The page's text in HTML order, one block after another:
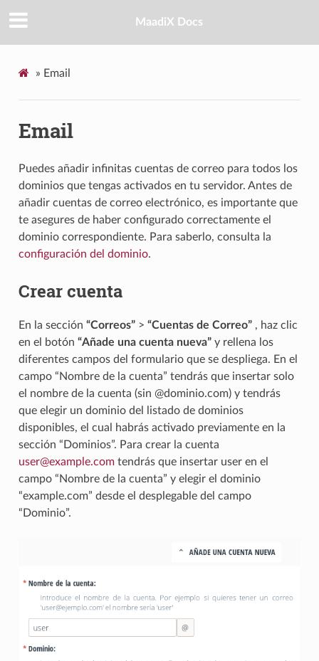
MaadiX Docs
» Email
Email
Puedes añadir infinitas cuentas de correo para todos los
dominios que tengas activados en tu servidor. Antes de
añadir cuentas de correo electrónico, es importante que
te asegures de haber configurado correctamente el
dominio correspondiente. Para saberlo, consulta la
configuración del dominio.
Crear cuenta
En la sección “Correos”> “Cuentas de Correo”, haz clic
en el botón “Añade una cuenta nueva”y rellena los
diferentes campos del formulario que se despliega. En el
campo “Nombre de la cuenta” tendrás que insertar solo
el nombre de la cuenta (sin @dominio.com) y tendrás
que elegir un dominio del listado de dominios
disponibles, el cual habrás activado previamente en la
sección “Dominios”. Para crear la cuenta
user@example.comtendrás que insertar user en el
campo “Nombre de la cuenta” y elegir el dominio
“example.com” desde el desplegable del campo
“Dominio”.